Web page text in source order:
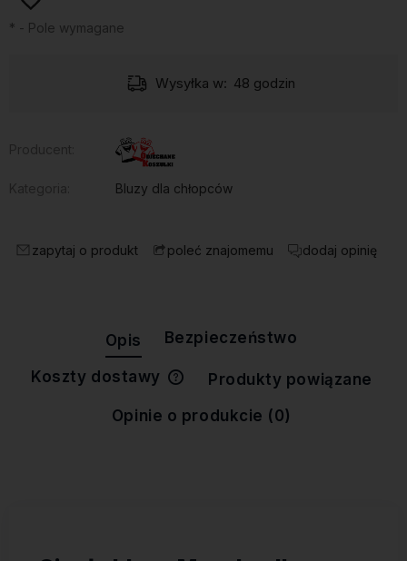
* - Pole wymagane
Wysyłka w: 48 godzin
Bluzy dla chłopców
zapytaj o produkt poleć znajomemu dodaj opinię
Opis Bezpieczeństwo
Koszty dostawy
Cena nie zawiera ewentualnych
Produkty powiązane
Opinie o produkcie (0)